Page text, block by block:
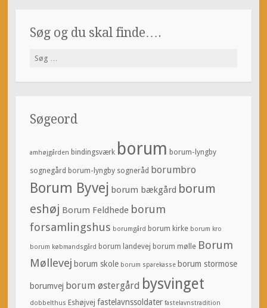
Søg og du skal finde….
Søg
Søgeord
amhøjgården bindingsværk borum borum-lyngby
sognegård borum-lyngby sogneråd borumbro
Borum Byvej borum bækgård borum
eshøj Borum Feldhede borum
forsamlingshus borumgård borum kirke borum kro
borum købmandsgård borum landevej borum mølle Borum
Møllevej borum skole borum sparekasse borum stormose
borumvej borum østergård bysvinget
dobbelthus Eshøjvej fastelavnssoldater fastelavnstradition